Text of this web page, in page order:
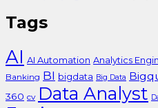
Tags
AI AI Automation Analytics
Banking BI bigdata Big Data
360 cv Data Analyst